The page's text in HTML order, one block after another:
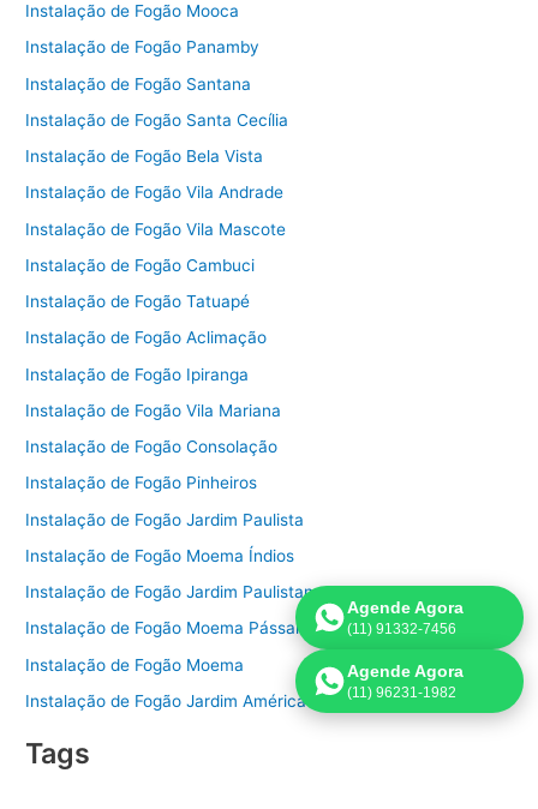
Instalação de Fogão Mooca
Instalação de Fogão Panamby
Instalação de Fogão Santana
Instalação de Fogão Santa Cecília
Instalação de Fogão Bela Vista
Instalação de Fogão Vila Andrade
Instalação de Fogão Vila Mascote
Instalação de Fogão Cambuci
Instalação de Fogão Tatuapé
Instalação de Fogão Aclimação
Instalação de Fogão Ipiranga
Instalação de Fogão Vila Mariana
Instalação de Fogão Consolação
Instalação de Fogão Pinheiros
Instalação de Fogão Jardim Paulista
Instalação de Fogão Moema Índios
Instalação de Fogão Jardim Paulistano
Instalação de Fogão Moema Pássaros
Instalação de Fogão Moema
Instalação de Fogão Jardim América
Tags
Agende Agora
(11) 91332-7456
Agende Agora
(11) 96231-1982